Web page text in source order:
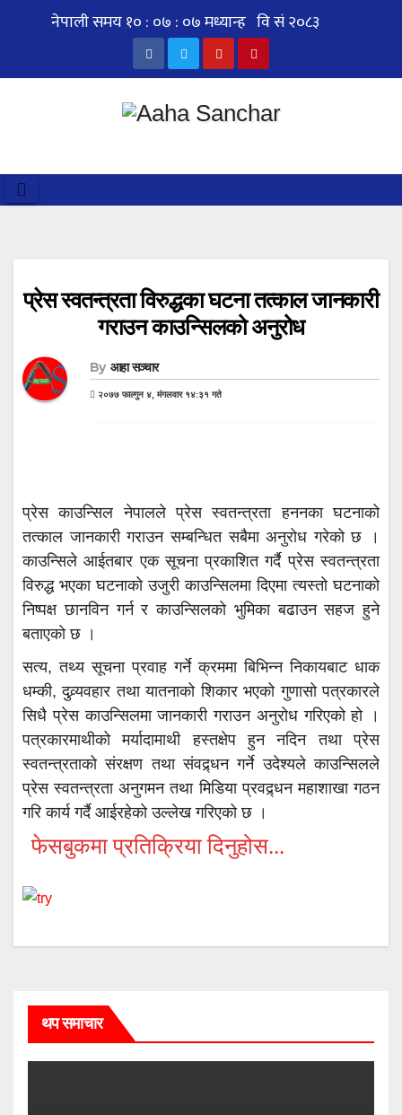
प्रेस स्वतन्त्रता विरुद्धका घटना तत्काल जानकारी
गराउन काउन्सिलको अनुरोध
By आहा सञ्चार
२०७७ फाल्गुन ४, मंगलवार १४:३१ गते
प्रेस काउन्सिल नेपालले प्रेस स्वतन्त्रता हननका घटनाको
तत्काल जानकारी गराउन सम्बन्धित सबैमा अनुरोध गरेको छ ।
काउन्सिले आईतबार एक सूचना प्रकाशित गर्दै प्रेस स्वतन्त्रता
विरुद्ध भएका घटनाको उजुरी काउन्सिलमा दिएमा त्यस्तो घटनाको
निष्पक्ष छानविन गर्न र काउन्सिलको भुमिका बढाउन सहज हुने
बताएको छ ।
सत्य, तथ्य सूचना प्रवाह गर्ने क्रममा बिभिन्न निकायबाट धाक
धम्की, दुव्र्यवहार तथा यातनाको शिकार भएको गुणासो पत्रकारले
सिधै प्रेस काउन्सिलमा जानकारी गराउन अनुरोध गरिएको हो ।
पत्रकारमाथीको मर्यादामाथी हस्तक्षेप हुन नदिन तथा प्रेस
स्वतन्त्रताको संरक्षण तथा संवद्र्धन गर्ने उदेश्यले काउन्सिलले
प्रेस स्वतन्त्रता अनुगमन तथा मिडिया प्रवद्र्धन महाशाखा गठन
गरि कार्य गर्दै आईरहेको उल्लेख गरिएको छ ।
फेसबुकमा प्रतिक्रिया दिनुहोस...
थप समाचार